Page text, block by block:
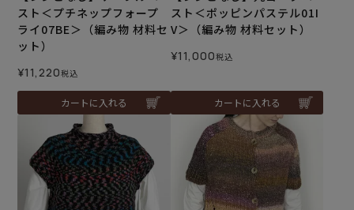
スト＜プチネップフォープ
ライ07BE＞（編み物 材料セ
ット）
¥11,220税込
カートに入れる
スト＜ポッピンパステル01I
V＞（編み物 材料セット）
¥11,000税込
カートに入れる